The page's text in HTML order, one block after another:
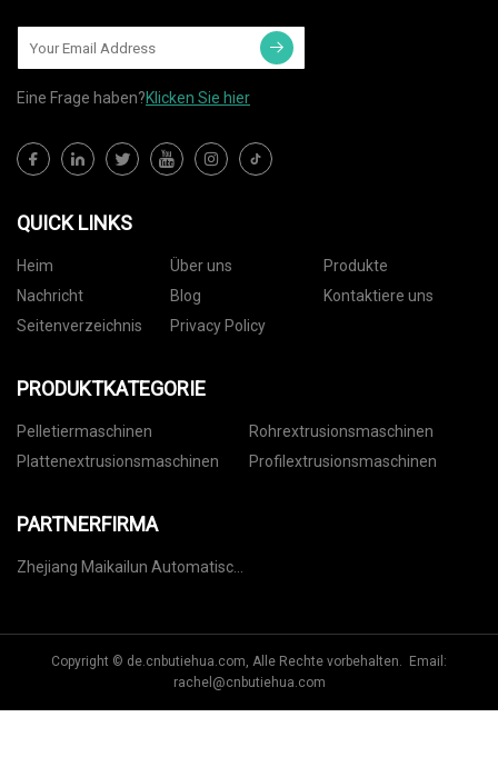
Eine Frage haben?Klicken Sie hier
QUICK LINKS
Heim Über uns
Produkte
Nachricht
Blog
Kontaktiere uns
Seitenverzeichnis
Privacy Policy
PRODUKTKATEGORIE
Pelletiermaschinen
Rohrextrusionsmaschinen
Plattenextrusionsmaschinen
Profilextrusionsmaschinen
PARTNERFIRMA
Zhejiang Maikailun Automatisch
Copyright © de.cnbutiehua.com, Alle Rechte vorbehalten. Email:
rachel@cnbutiehua.com